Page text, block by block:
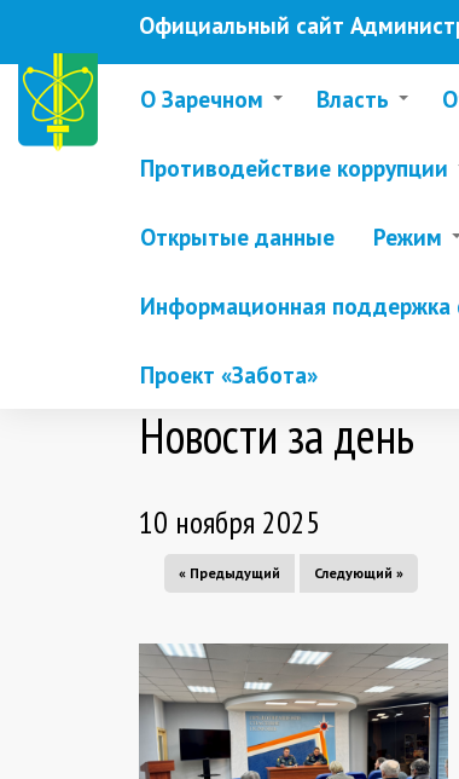
основному
содержанию
Официальный сайт
О Заречном Власть
Противодействие коррупции
Открытые данные Режим
Информационная поддержка
Проект «Забота»
Новости за день
10 ноября 2025
« Предыдущий Следующий »